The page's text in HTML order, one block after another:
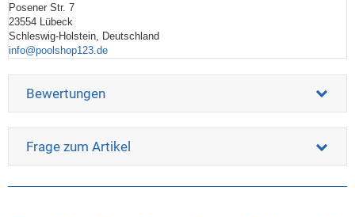
Posener Str. 7
23554 Lübeck
Schleswig-Holstein, Deutschland
info@poolshop123.de
Bewertungen
Frage zum Artikel